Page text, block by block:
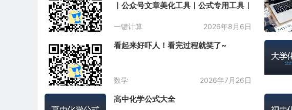
｜公众号文章美化工具｜公式专用工具｜
一键计算 2026年8月6日
看起来好吓人！看完过程就笑了~
数学 2026年7月26日
高中化学公式大全